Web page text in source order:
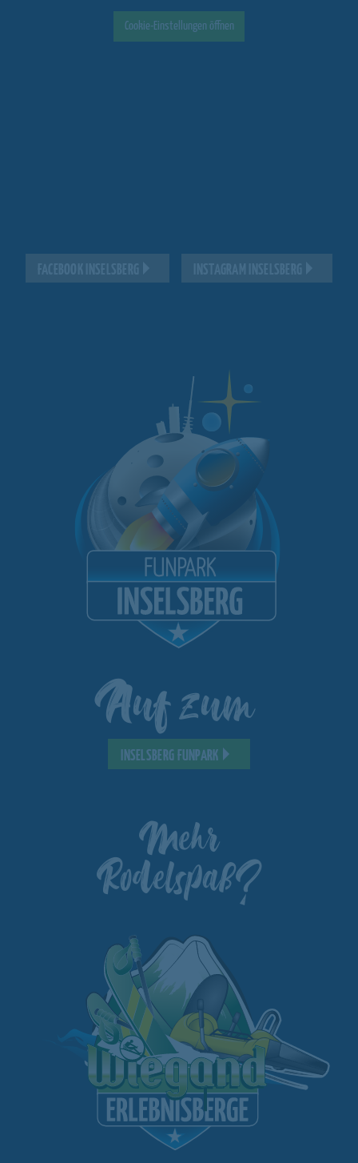
Cookie-Einstellungen öffnen
Auf zum
INSELSBERG FUNPARK
Mehr
Rodelspaß?